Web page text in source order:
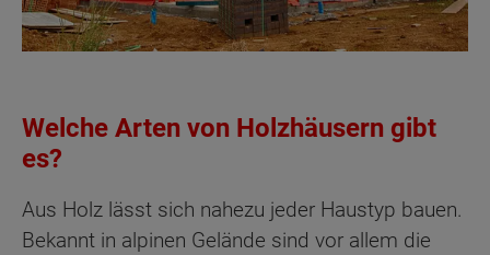
Welche Arten von Holzhäusern gibt
es?
Aus Holz lässt sich nahezu jeder Haustyp bauen.
Bekannt in alpinen Gelände sind vor allem die